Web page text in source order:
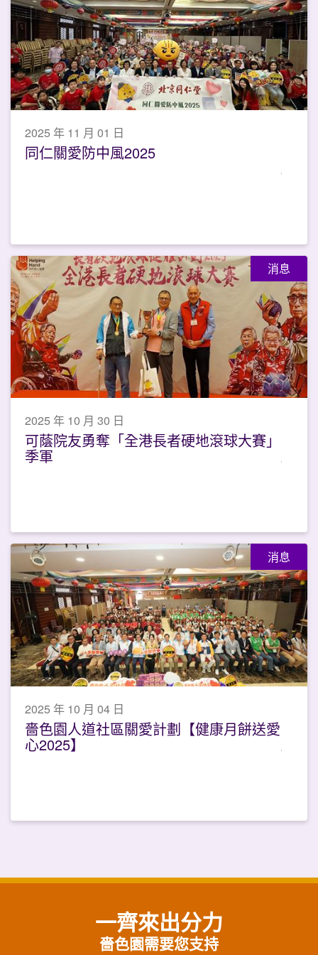
2025 年 11 月 01 日
同仁關愛防中風2025
消息
2025 年 10 月 30 日
可蔭院友勇奪「全港長者硬地滾球大賽」
季軍
消息
2025 年 10 月 04 日
嗇色園人道社區關愛計劃【健康月餅送愛
心2025】
一齊來出分力
嗇色園需要您支持